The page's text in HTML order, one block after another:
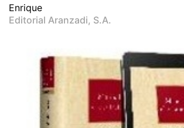
Enrique
Editorial Aranzadi, S.A.